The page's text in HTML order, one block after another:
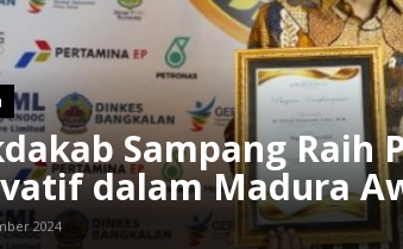
Sampang Raih
dalam Madura
2024